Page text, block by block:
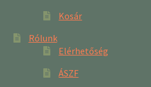
Kosár
Rólunk
Elérhetőség
ÁSZF